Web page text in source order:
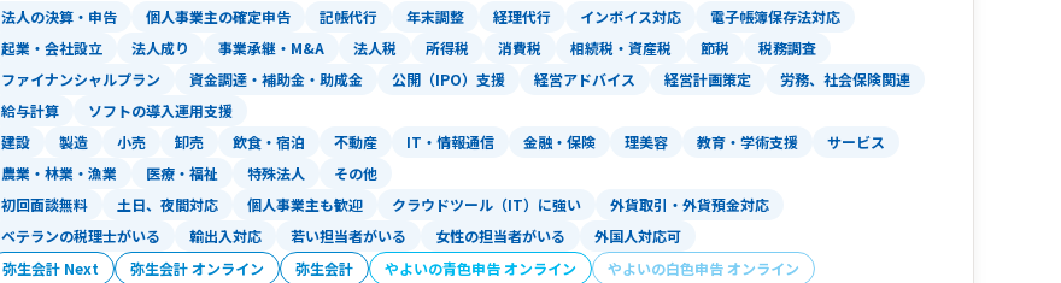
特に「資金調達」「創業支援」「クラウド会計導入支援」「大企業の税務顧問」などを得
意としており、中でも資金調達は、社会保険労務士法人併設のため、融資や補助金から助
成金までワンストップで対応いたします。
税務顧問や会社設立はもちろん、税務調査対策や相続対策、事業承継などの特殊業務ま
で、経営に関わることであれば何でもお気軽にご相談ください。
法人の決算・申告 個人事業主の確定申告 記帳代行 年末調整 経理代行 インボイス対応
電子帳簿保存法対応
起業・会社設立
法人成り 事業承継・M&A 法人税 所得税 消費税 相続税・資産税 節税
税務調査
ファイナンシャルプラン
資金調達・補助金・助成金 公開（IPO）支援 経営アドバイス 経営計画策定
労務、社会保険関連
給与計算
ソフトの導入運用支援
建設 製造 小売 卸売 飲食・宿泊 不動産 IT・情報通信 金融・保険 理美容 教育・学術支援
サービス
農業・林業・漁業
医療・福祉 特殊法人 その他
初回面談無料 土日、夜間対応 個人事業主も歓迎 クラウドツール（IT）に強い
外貨取引・外貨預金対応
ベテランの税理士がいる
輸出入対応 若い担当者がいる 女性の担当者がいる 外国人対応可
弥生会計 Next 弥生会計 オンライン 弥生会計 やよいの青色申告 オンライン
やよいの白色申告 オンライン